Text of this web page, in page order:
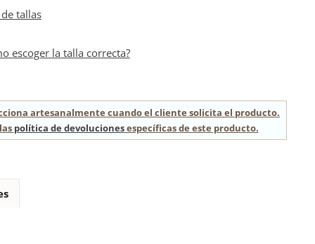
tallas
escoger la talla correcta?
artesanalmente cuando el cliente solicita el producto.
política de devolucionesespecíficas de este producto.